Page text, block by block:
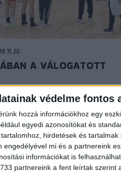
védelme fontos
hozzá információkhoz egy
egyedi azonosítókat és
hirdetések és
engedélyével mi és a partnereink
információkat is
partnereink a fent leírtak szerint
A VÁLOGATOTT